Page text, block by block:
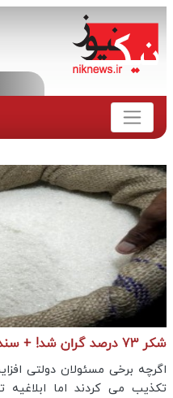
شکر 73 درصد گران شد! + سند
اگرچه برخی مسئولان دولتی
تکذیب می کردند اما ابلاغیه